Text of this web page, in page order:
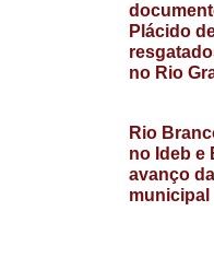
Plácido
no Rio
Rio
no Ideb e
avanço
municipal